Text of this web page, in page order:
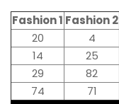
Fashion 1 Fashion 2
20
4
14
25
29
82
74
71